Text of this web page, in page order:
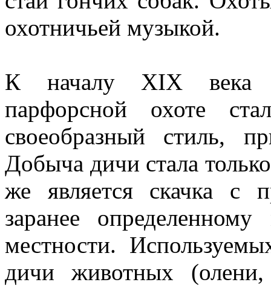
охотничьей музыкой.
К началу XIX века
парфорсной охоте
своеобразный стиль,
Добыча дичи стала
же является скачка с
заранее
местности.
дичи животных